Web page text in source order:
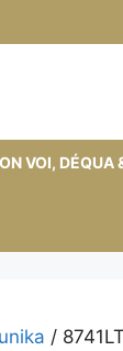
VOI, DÉQUA
/